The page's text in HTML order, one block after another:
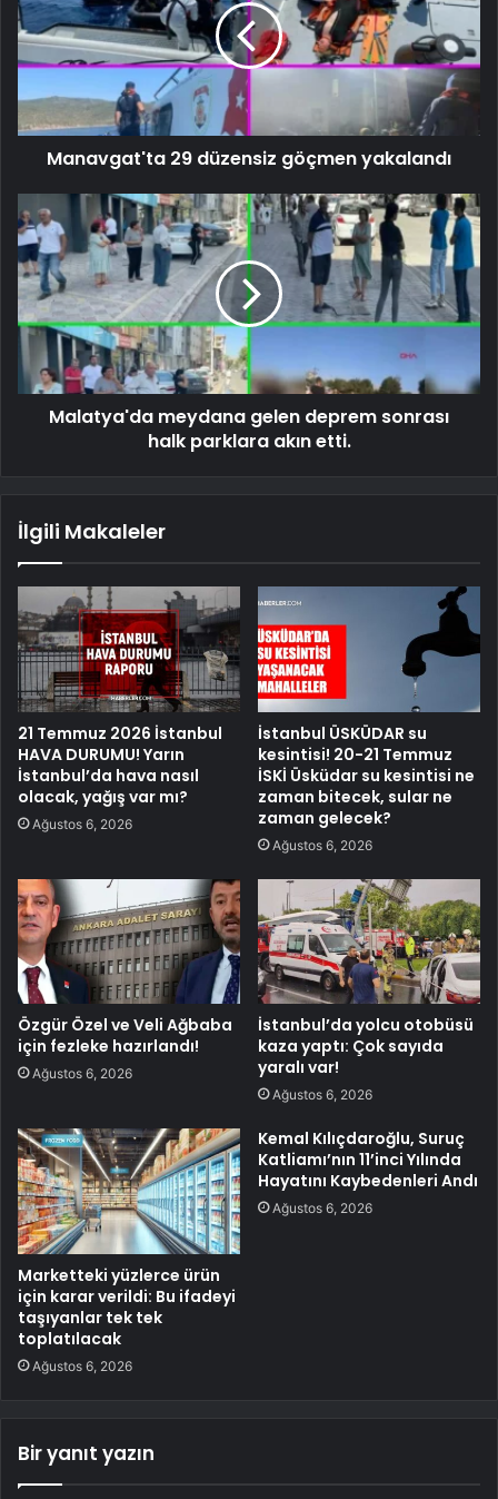
Manavgat'ta 29 düzensiz göçmen yakalandı
Malatya'da meydana gelen deprem sonrası
halk parklara akın etti.
İlgili Makaleler
21 Temmuz 2026 İstanbul
HAVA DURUMU! Yarın
İstanbul’da hava nasıl
olacak, yağış var mı?
Ağustos 6, 2026
İstanbul ÜSKÜDAR su
kesintisi! 20-21 Temmuz
İSKİ Üsküdar su kesintisi ne
zaman bitecek, sular ne
zaman gelecek?
Ağustos 6, 2026
Özgür Özel ve Veli Ağbaba
için fezleke hazırlandı!
Ağustos 6, 2026
İstanbul’da yolcu otobüsü
kaza yaptı: Çok sayıda
yaralı var!
Ağustos 6, 2026
Marketteki yüzlerce ürün
için karar verildi: Bu ifadeyi
taşıyanlar tek tek
toplatılacak
Ağustos 6, 2026
Kemal Kılıçdaroğlu, Suruç
Katliamı’nın 11’inci Yılında
Hayatını Kaybedenleri Andı
Ağustos 6, 2026
Bir yanıt yazın